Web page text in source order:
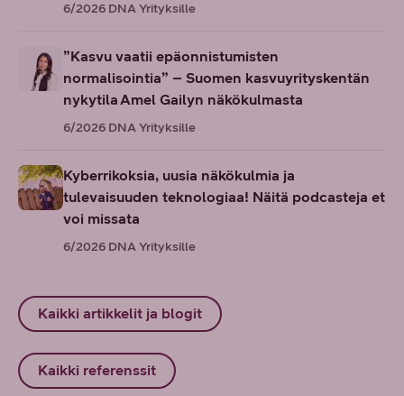
6/2026 DNA Yrityksille
”Kasvu vaatii epäonnistumisten
normalisointia” – Suomen kasvuyrityskentän
nykytila Amel Gailyn näkökulmasta
6/2026 DNA Yrityksille
Kyberrikoksia, uusia näkökulmia ja
tulevaisuuden teknologiaa! Näitä podcasteja et
voi missata
6/2026 DNA Yrityksille
Kaikki artikkelit ja blogit
Kaikki referenssit